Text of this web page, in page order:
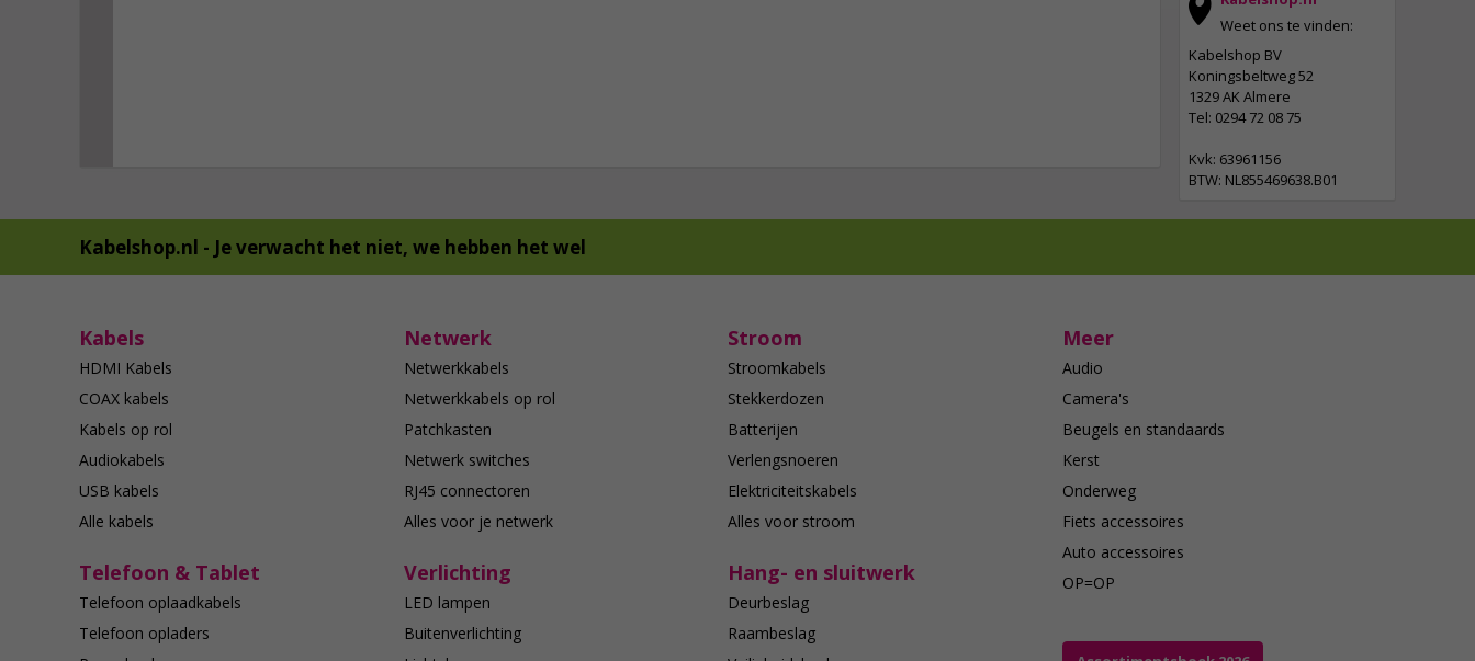
Weet ons te vinden:
Kabelshop BV
Koningsbeltweg 52
1329 AK Almere
Tel: 0294 72 08 75
Kvk: 63961156
BTW: NL855469638.B01
Kabelshop.nl - Je verwacht het niet, we hebben het wel
Kabels
HDMI Kabels
COAX kabels
Kabels op rol
Audiokabels
USB kabels
Alle kabels
Netwerk
Netwerkkabels
Netwerkkabels op rol
Patchkasten
Netwerk switches
RJ45 connectoren
Alles voor je netwerk
Stroom
Stroomkabels
Stekkerdozen
Batterijen
Verlengsnoeren
Elektriciteitskabels
Alles voor stroom
Telefoon & Tablet
Telefoon oplaadkabels
Telefoon opladers
Verlichting
LED lampen
Buitenverlichting
Hang- en sluitwerk
Deurbeslag
Raambeslag
Meer
Audio
Camera's
Beugels en standaards
Kerst
Onderweg
Fiets accessoires
Auto accessoires
OP=OP